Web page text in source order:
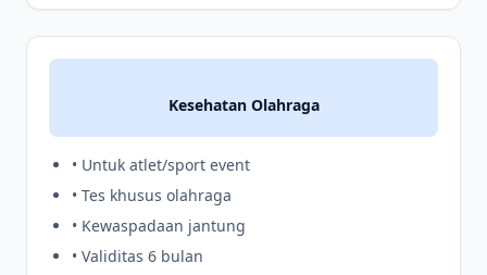
Kesehatan Olahraga
• Untuk atlet/sport event
• Tes khusus olahraga
• Kewaspadaan jantung
• Validitas 6 bulan